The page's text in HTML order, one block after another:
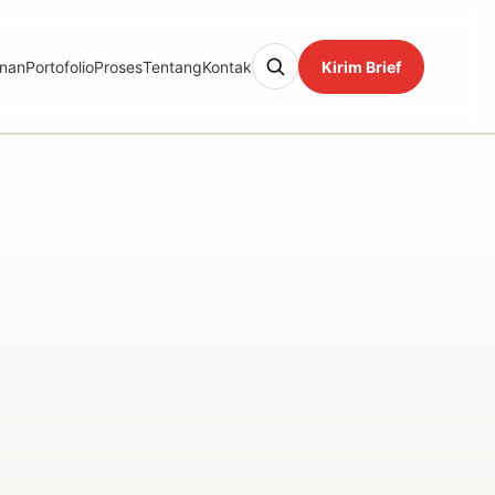
PortofolioProsesTentangKontak Kirim Brief